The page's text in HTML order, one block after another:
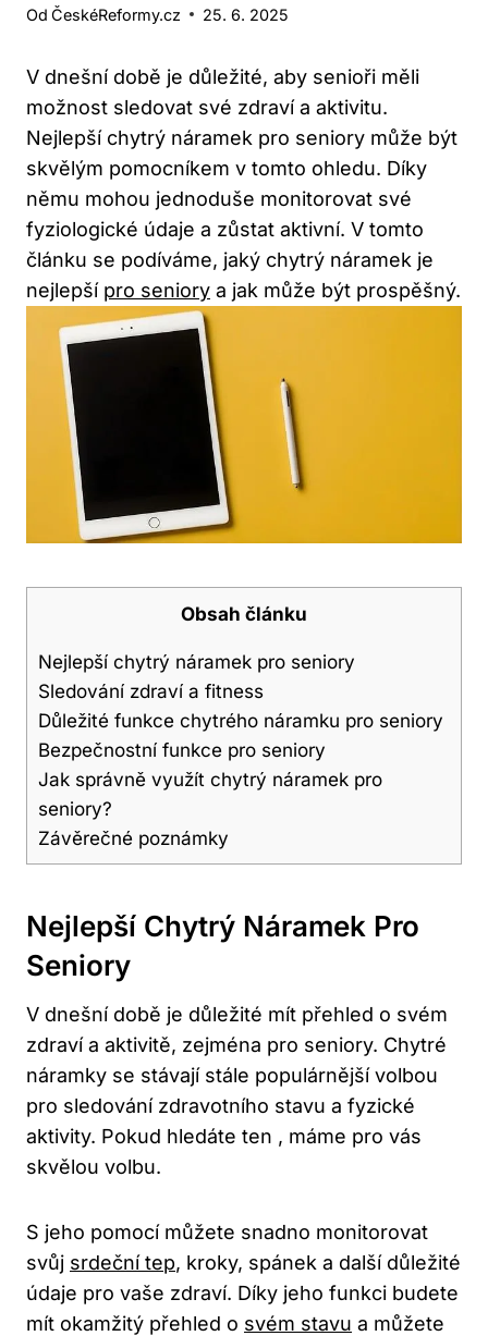
Od ČeskéReformy.cz 25. 6. 2025
V dnešní době je⁣ důležité,⁢ aby senioři měli
možnost sledovat⁢ své zdraví a‍ aktivitu.
‌Nejlepší ⁣chytrý náramek pro​ seniory může být
skvělým ‌pomocníkem v tomto ohledu. Díky
‍němu mohou jednoduše monitorovat ‌své
⁤fyziologické údaje a ‌zůstat⁤ aktivní. V tomto​
článku‍ se podíváme, jaký chytrý náramek je
nejlepší pro seniory a ⁢jak může ⁤být ⁣prospěšný.
Obsah článku
Nejlepší chytrý ‌náramek pro seniory
Sledování zdraví ‌a fitness
Důležité ‌funkce chytrého náramku pro seniory
Bezpečnostní​ funkce pro seniory
Jak správně využít chytrý náramek ⁣pro
seniory?
Závěrečné poznámky
Nejlepší Chytrý ‌náramek Pro
Seniory
V dnešní době je důležité mít přehled ‍o svém
zdraví a aktivitě, zejména ‍pro seniory. Chytré
náramky se stávají stále populárnější volbou
⁣pro sledování‌ zdravotního stavu ⁢a fyzické‍
aktivity. Pokud hledáte ten , máme pro vás
skvělou volbu.
S ⁢jeho pomocí můžete snadno monitorovat
svůj srdeční tep, kroky, spánek ‍a další⁣ důležité
údaje pro⁤ vaše​ zdraví. ​Díky‌ jeho​ funkci budete⁣
mít okamžitý přehled o svém stavu ⁢ a můžete